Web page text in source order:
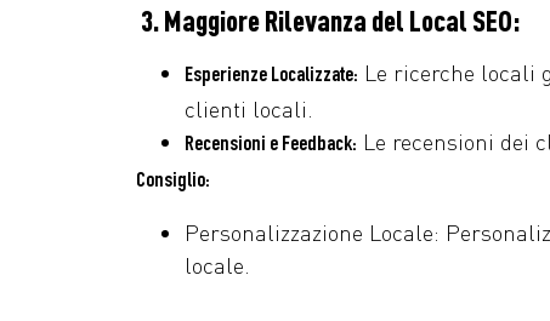
3. Maggiore Rilevanza del Local SEO:
Esperienze Localizzate: Le ricerche locali
clienti locali.
Recensioni e Feedback: Le recensioni dei
Consiglio:
Personalizzazione Locale:
locale.